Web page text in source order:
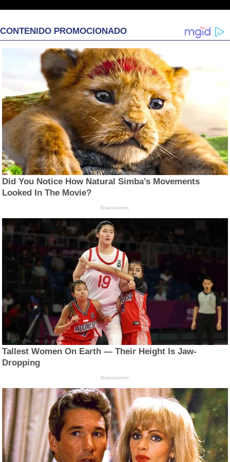
CONTENIDO PROMOCIONADO
Did You Notice How Natural Simba’s Movements
Looked In The Movie?
Brainberries
Tallest Women On Earth — Their Height Is Jaw-
Dropping
Brainberries